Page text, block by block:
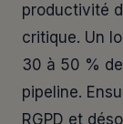
productivité
critique. Un
30 à 50 %
pipeline.
RGPD et